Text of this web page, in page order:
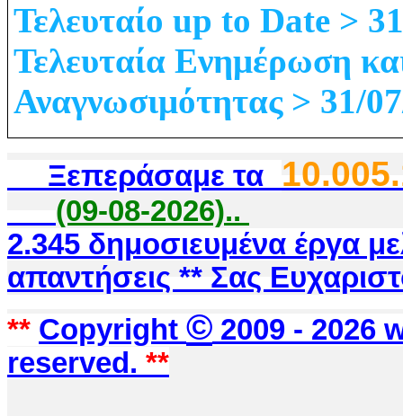
Τελευταίο up to Date >
Τελευταία Ενημέρωση
Αναγνωσιμότητας > 31/
Ξεπεράσαμε τα
(09-08-2026)..
2.345 δημοσιευμένα έργα
απαντήσεις ** Σας
** Copyright © 2009 - 2026
reserved. **